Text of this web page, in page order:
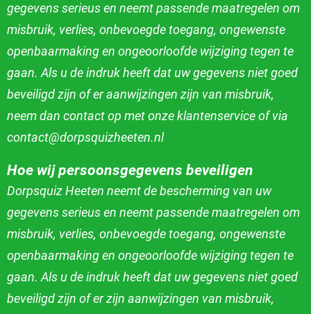
gegevens serieus en neemt passende maatregelen om
misbruik, verlies, onbevoegde toegang, ongewenste
openbaarmaking en ongeoorloofde wijziging tegen te
gaan. Als u de indruk heeft dat uw gegevens niet goed
beveiligd zijn of er aanwijzingen zijn van misbruik,
neem dan contact op met onze klantenservice of via
contact@dorpsquizheeten.nl
Hoe wij persoonsgegevens beveiligen
Dorpsquiz Heeten neemt de bescherming van uw
gegevens serieus en neemt passende maatregelen om
misbruik, verlies, onbevoegde toegang, ongewenste
openbaarmaking en ongeoorloofde wijziging tegen te
gaan. Als u de indruk heeft dat uw gegevens niet goed
beveiligd zijn of er zijn aanwijzingen van misbruik,